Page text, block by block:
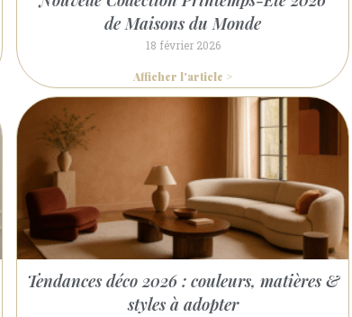
de Maisons du Monde
18 février 2026
Afficher l'article >
Tendances déco 2026 : couleurs, matières &
styles à adopter